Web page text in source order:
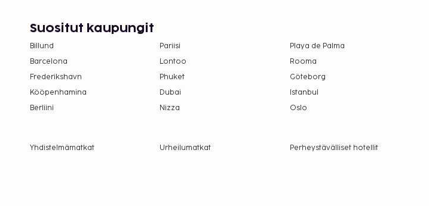
Suositut kaupungit
Billund Pariisi
Playa de Palma
Barcelona
Lontoo
Rooma
Frederikshavn
Phuket
Göteborg
Kööpenhamina
Dubai
Istanbul
Berliini
Nizza Oslo
Yhdistelmämatkat Urheilumatkat
Perheystävälliset hotellit